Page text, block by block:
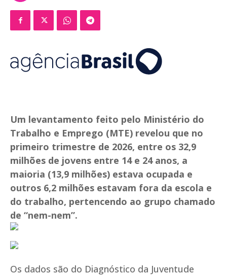
Um levantamento feito pelo Ministério do
Trabalho e Emprego (MTE) revelou que no
primeiro trimestre de 2026, entre os 32,9
milhões de jovens entre 14 e 24 anos, a
maioria (13,9 milhões) estava ocupada e
outros 6,2 milhões estavam fora da escola e
do trabalho, pertencendo ao grupo chamado
de “nem-nem”.
Os dados são do Diagnóstico da Juventude